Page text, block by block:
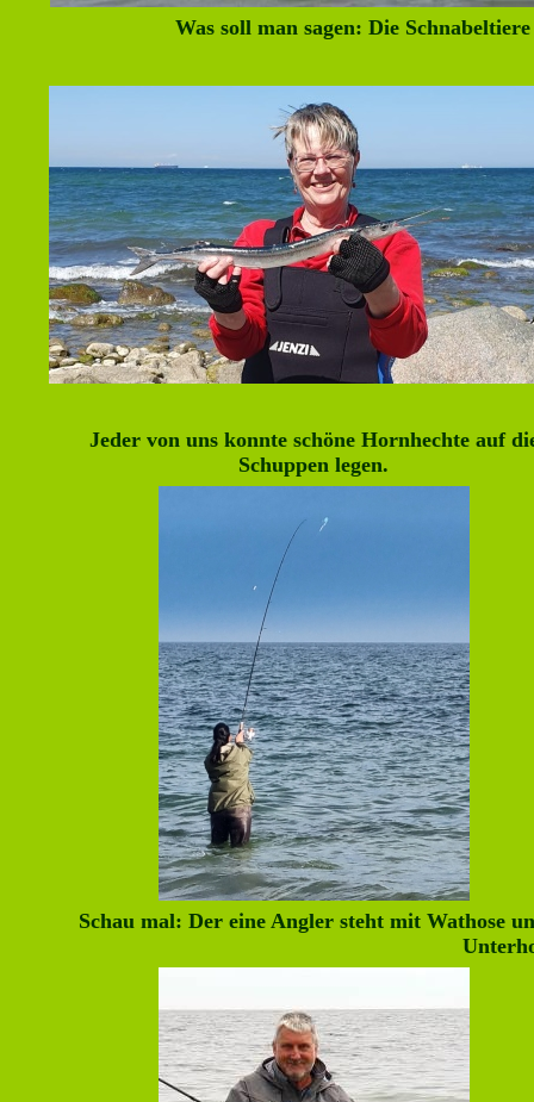
Was soll man sagen: Die
Jeder von uns konnte schöne Hornhechte auf
Schuppen legen.
Schau mal: Der eine Angler steht mit Wathose